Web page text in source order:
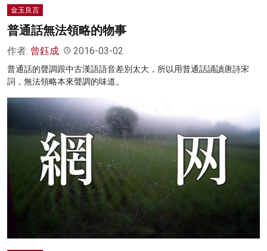
金玉良言
普通話無法領略的物事
作者: 曾鈺成 2016-03-02
普通話的聲調跟中古漢語語音差別太大，所以用普通話誦讀唐詩宋
詞，無法領略本來聲調的味道。